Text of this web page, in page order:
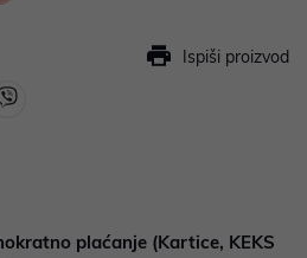
Ispiši proizvod
plaćanje (Kartice, KEKS